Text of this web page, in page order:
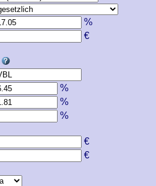
%
€
%
%
%
€
€